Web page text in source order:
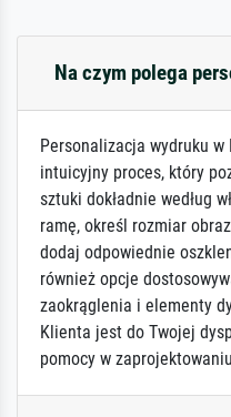
Na czym polega
Personalizacja wydruku
intuicyjny proces, który
sztuki dokładnie według
ramę, określ rozmiar
dodaj odpowiednie
również opcje
zaokrąglenia i elementy
Klienta jest do Twojej
pomocy w